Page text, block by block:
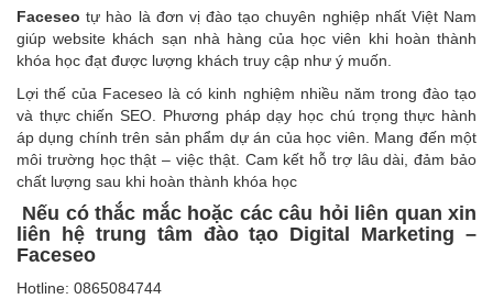
Faceseo tự hào là đơn vị đào tạo chuyên nghiệp nhất Việt Nam
giúp website khách sạn nhà hàng của học viên khi hoàn thành
khóa học đạt được lượng khách truy cập như ý muốn.
Lợi thế của Faceseo là có kinh nghiệm nhiều năm trong đào tạo
và thực chiến SEO. Phương pháp dạy học chú trọng thực hành
áp dụng chính trên sản phẩm dự án của học viên. Mang đến một
môi trường học thật – việc thật. Cam kết hỗ trợ lâu dài, đảm bảo
chất lượng sau khi hoàn thành khóa học
Nếu có thắc mắc hoặc các câu hỏi liên quan xin
liên hệ trung tâm đào tạo Digital Marketing –
Faceseo
Hotline: 0865084744